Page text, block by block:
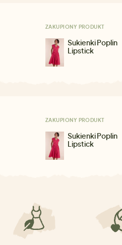
ZAKUPIONY PRODUKT
Sukienki Poplin
Lipstick
ZAKUPIONY PRODUKT
Sukienki Poplin
Lipstick